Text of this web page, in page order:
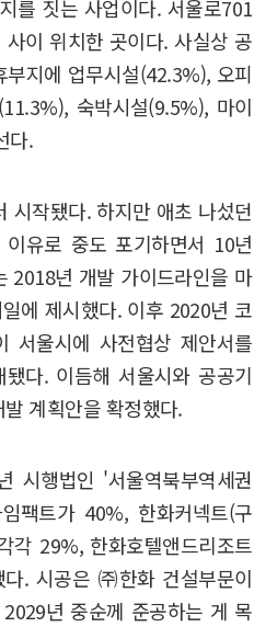
짓는 사업이다. 서울로701
이 위치한 곳이다. 사실상 공
지에 업무시설(42.3%), 오피
숙박시설(9.5%), 마이
다.
시작됐다. 하지만 애초 나섰던
유로 중도 포기하면서 10년
2018년 개발 가이드라인을 마
에 제시했다. 이후 2020년 코
서울시에 사전협상 제안서를
다. 이듬해 서울시와 공공기
계획안을 확정했다.
시행법인 '서울역북부역세권
팩트가 40%, 한화커넥트(구
각 29%, 한화호텔앤드리조트
. 시공은 ㈜한화 건설부문이
년 중순께 준공하는 게 목